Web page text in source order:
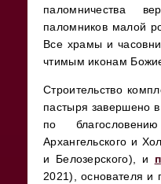
паломничества
паломников малой
Все храмы и
чтимым иконам
Строительство
пастыря завершено
по
Архангельского и
и Белозерского), и
2021), основателя и